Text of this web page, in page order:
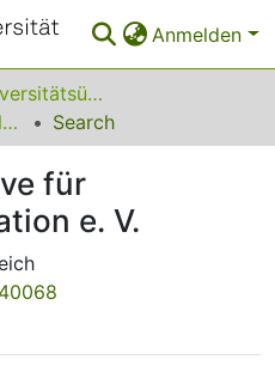
Anmelden
Fach- und Universitätsübergreifendes
Deutsche Initiative für Netzwerkinformation e. V.
Search
für
e. V.